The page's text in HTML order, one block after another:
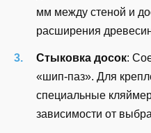
мм между стеной и
расширения
Стыковка досок:
«шип-паз». Для
специальные
зависимости от